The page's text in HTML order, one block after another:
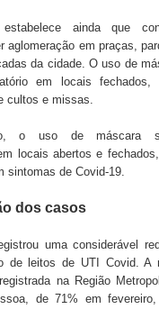
já foram entregues
de Sapé em 2026
Brandão: Tradicional
2026 será neste
atrair grande público
de pesar: Câmara de Marí
a morte da ex-vereadora
do Sindicato
ainda que
aglomeração em praças,
da cidade. O uso de
em locais
cultos e missas.
o uso de máscara
locais abertos e
sintomas de Covid-19.
dos casos
uma considerável
de leitos de UTI Covid. A
na Região
de 71% em